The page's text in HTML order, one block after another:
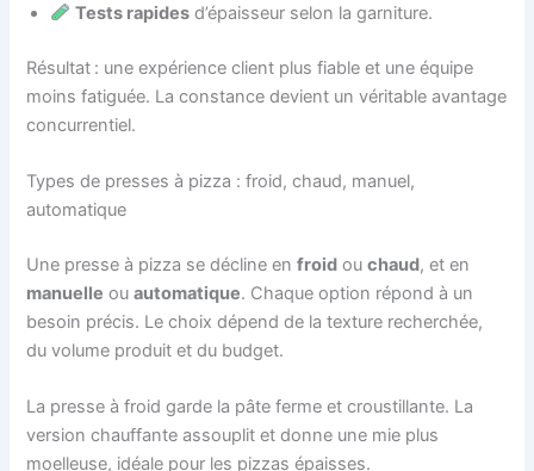
Tests rapides d’épaisseur selon la garniture.
Résultat : une expérience client plus fiable et une équipe
moins fatiguée. La constance devient un véritable avantage
concurrentiel.
Types de presses à pizza : froid, chaud, manuel,
automatique
Une presse à pizza se décline enfroid ouchaud, et en
manuelle ouautomatique. Chaque option répond à un
besoin précis. Le choix dépend de la texture recherchée,
du volume produit et du budget.
La presse à froid garde la pâte ferme et croustillante. La
version chauffante assouplit et donne une mie plus
moelleuse, idéale pour les pizzas épaisses.